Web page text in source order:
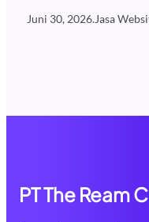
Juni 30, 2026.Jasa
PT The Ream